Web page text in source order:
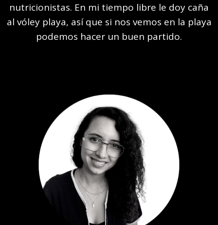
nutricionistas. En mi tiempo libre le doy caña
al vóley playa, así que si nos vemos en la playa
podemos hacer un buen partido.